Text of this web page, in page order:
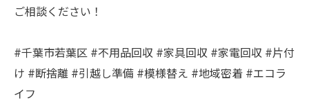
ご相談ください！
#千葉市若葉区 #不用品回収 #家具回収 #家電回収 #片付
け #断捨離 #引越し準備 #模様替え #地域密着 #エコラ
イフ